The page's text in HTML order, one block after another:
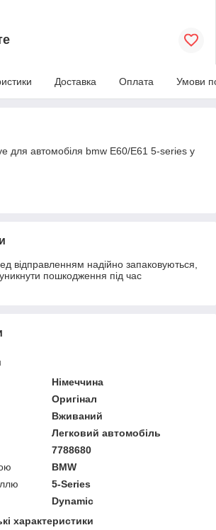
Доставка Оплата Умови
для автомобіля bmw E60/E61 5-series у
відправленням надійно запаковуються,
пошкодження під час
Німеччина
Оригінал
Вживаний
Легковий автомобіль
7788680
BMW
5-Series
Dynamic
характеристики